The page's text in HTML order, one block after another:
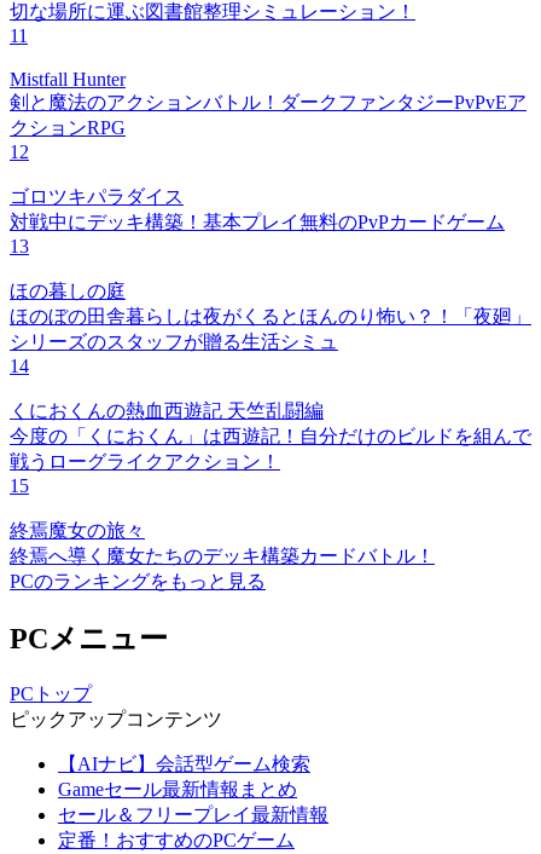
切な場所に運ぶ図書館整理シミュレーション！
11
Mistfall Hunter
剣と魔法のアクションバトル！ダークファンタジーPvPvEア
クションRPG
12
ゴロツキパラダイス
対戦中にデッキ構築！基本プレイ無料のPvPカードゲーム
13
ほの暮しの庭
ほのぼの田舎暮らしは夜がくるとほんのり怖い？！「夜廻」
シリーズのスタッフが贈る生活シミュ
14
くにおくんの熱血西遊記 天竺乱闘編
今度の「くにおくん」は西遊記！自分だけのビルドを組んで
戦うローグライクアクション！
15
終焉魔女の旅々
終焉へ導く魔女たちのデッキ構築カードバトル！
PCのランキングをもっと見る
PCメニュー
PCトップ
ピックアップコンテンツ
【AIナビ】会話型ゲーム検索
Gameセール最新情報まとめ
セール＆フリープレイ最新情報
定番！おすすめのPCゲーム